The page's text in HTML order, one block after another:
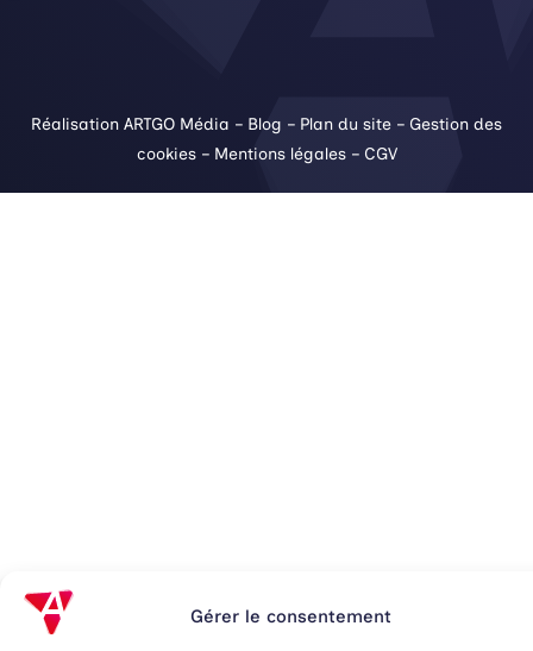
Gérer le consentement
Réalisation ARTGO Média – Blog – Plan du site – Gestion des
cookies– Mentions légales– CGV